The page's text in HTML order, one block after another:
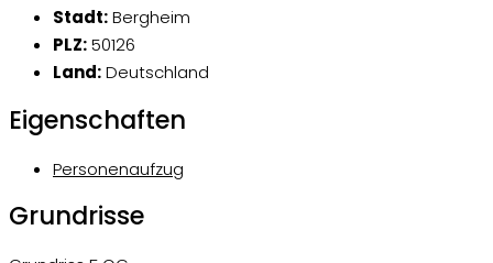
Stadt:Bergheim
PLZ:50126
Land:Deutschland
Eigenschaften
Personenaufzug
Grundrisse